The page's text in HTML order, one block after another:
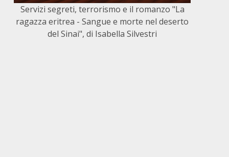
Servizi segreti, terrorismo e il romanzo "La
ragazza eritrea - Sangue e morte nel deserto
del Sinai", di Isabella Silvestri